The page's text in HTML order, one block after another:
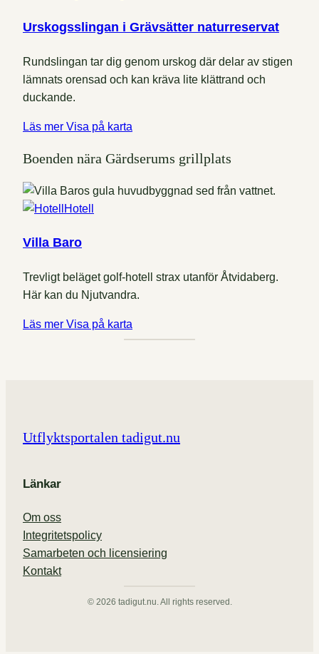
Urskogsslingan i Grävsätter naturreservat
Rundslingan tar dig genom urskog där delar av stigen
lämnats orensad och kan kräva lite klättrand och
duckande.
Läs mer Visa på karta
Boenden nära Gärdserums grillplats
Hotell
Villa Baro
Trevligt beläget golf-hotell strax utanför Åtvidaberg.
Här kan du Njutvandra.
Läs mer Visa på karta
Utflyktsportalen tadigut.nu
Länkar
Om oss
Integritetspolicy
Samarbeten och licensiering
Kontakt
© 2026 tadigut.nu. All rights reserved.